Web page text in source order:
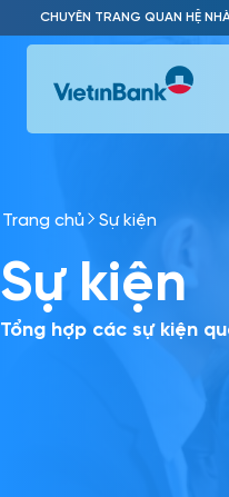
Skip to Main Content
CHUYÊN TRANG QUAN HỆ
Trang chủ Sự kiện
Sự kiện
Tổng hợp các sự kiện